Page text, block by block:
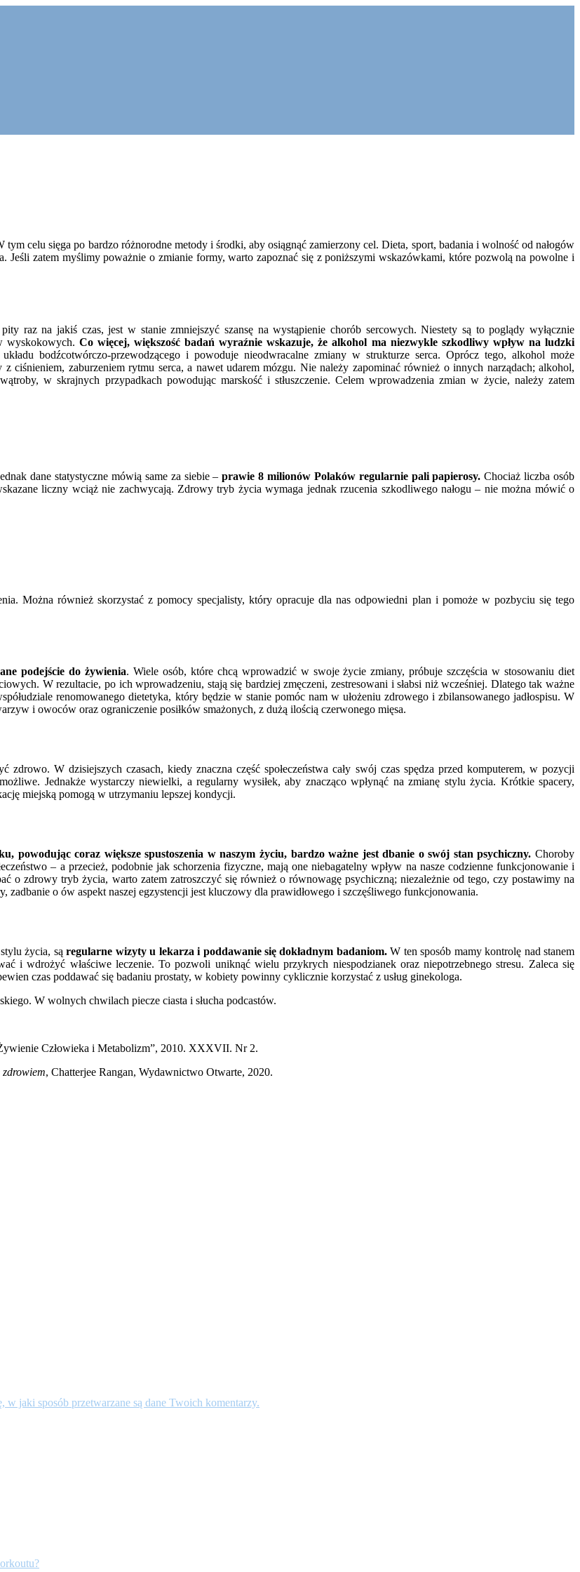
tym celu sięga po bardzo różnorodne metody i środki, aby osiągnąć zamierzony cel. Dieta, sport, badania i wolność od nałogów
Jeśli zatem myślimy poważnie o zmianie formy, warto zapoznać się z poniższymi wskazówkami, które pozwolą na powolne i
raz na jakiś czas, jest w stanie zmniejszyć szansę na wystąpienie chorób sercowych. Niestety są to poglądy wyłącznie
wyskokowych. Co więcej, większość badań wyraźnie wskazuje, że alkohol ma niezwykle szkodliwy wpływ na ludzki
bodźcotwórczo-przewodzącego i powoduje nieodwracalne zmiany w strukturze serca. Oprócz tego, alkohol może
ciśnieniem, zaburzeniem rytmu serca, a nawet udarem mózgu. Nie należy zapominać również o innych narządach; alkohol,
w skrajnych przypadkach powodując marskość i stłuszczenie. Celem wprowadzenia zmian w życie, należy zatem
dane statystyczne mówią same za siebie –prawie 8 milionów Polaków regularnie pali papierosy. Chociaż liczba osób
liczny wciąż nie zachwycają. Zdrowy tryb życia wymaga jednak rzucenia szkodliwego nałogu – nie można mówić o
Można również skorzystać z pomocy specjalisty, który opracuje dla nas odpowiedni plan i pomoże w pozbyciu się tego
podejście do żywienia. Wiele osób, które chcą wprowadzić w swoje życie zmiany, próbuje szczęścia w stosowaniu diet
W rezultacie, po ich wprowadzeniu, stają się bardziej zmęczeni, zestresowani i słabsi niż wcześniej. Dlatego tak ważne
renomowanego dietetyka, który będzie w stanie pomóc nam w ułożeniu zdrowego i zbilansowanego jadłospisu. W
i owoców oraz ograniczenie posiłków smażonych, z dużą ilością czerwonego mięsa.
W dzisiejszych czasach, kiedy znaczna część społeczeństwa cały swój czas spędza przed komputerem, w pozycji
Jednakże wystarczy niewielki, a regularny wysiłek, aby znacząco wpłynąć na zmianę stylu życia. Krótkie spacery,
miejską pomogą w utrzymaniu lepszej kondycji.
powodując coraz większe spustoszenia w naszym życiu, bardzo ważne jest dbanie o swój stan psychiczny. Choroby
– a przecież, podobnie jak schorzenia fizyczne, mają one niebagatelny wpływ na nasze codzienne funkcjonowanie i
o zdrowy tryb życia, warto zatem zatroszczyć się również o równowagę psychiczną; niezależnie od tego, czy postawimy na
o ów aspekt naszej egzystencji jest kluczowy dla prawidłowego i szczęśliwego funkcjonowania.
życia, sąregularne wizyty u lekarza i poddawanie się dokładnym badaniom.W ten sposób mamy kontrolę nad stanem
i wdrożyć właściwe leczenie. To pozwoli uniknąć wielu przykrych niespodzianek oraz niepotrzebnego stresu. Zaleca się
czas poddawać się badaniu prostaty, w kobiety powinny cyklicznie korzystać z usług ginekologa.
W wolnych chwilach piecze ciasta i słucha podcastów.
Człowieka i Metabolizm”, 2010. XXXVII. Nr 2.
zdrowiem, Chatterjee Rangan, Wydawnictwo Otwarte, 2020.
w jaki sposób przetwarzane są dane Twoich komentarzy.